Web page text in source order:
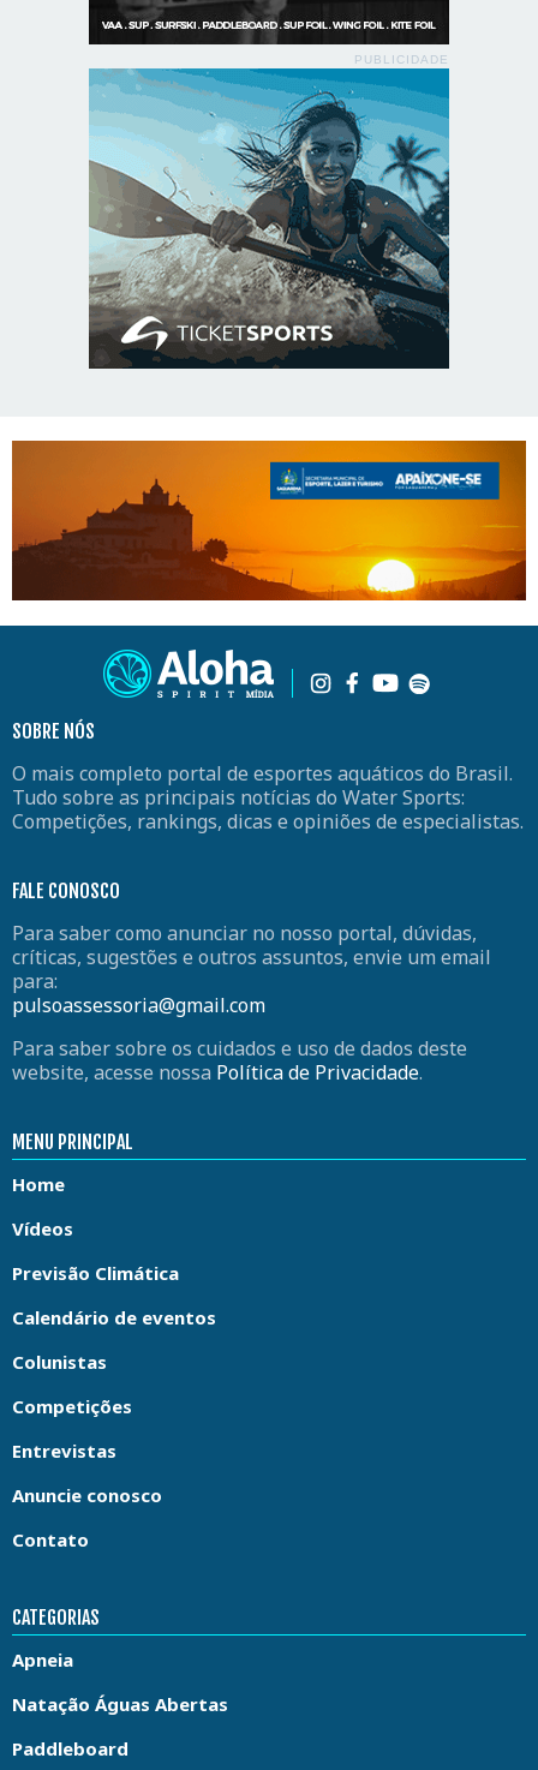
PUBLICIDADE
SOBRE NÓS
O mais completo portal de esportes aquáticos do Brasil.
Tudo sobre as principais notícias do Water Sports:
Competições, rankings, dicas e opiniões de especialistas.
FALE CONOSCO
Para saber como anunciar no nosso portal, dúvidas,
críticas, sugestões e outros assuntos, envie um email
para:
pulsoassessoria@gmail.com
Para saber sobre os cuidados e uso de dados deste
website, acesse nossa Política de Privacidade.
MENU PRINCIPAL
Home
Vídeos
Previsão Climática
Calendário de eventos
Colunistas
Competições
Entrevistas
Anuncie conosco
Contato
CATEGORIAS
Apneia
Natação Águas Abertas
Paddleboard